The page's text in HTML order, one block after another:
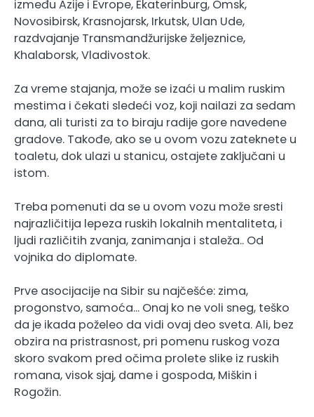
između Azije i Evrope, Ekaterinburg, Omsk,
Novosibirsk, Krasnojarsk, Irkutsk, Ulan Ude,
razdvajanje Transmandžurijske željeznice,
Khalaborsk, Vladivostok.
Za vreme stajanja, može se izaći u malim ruskim
mestima i čekati sledeći voz, koji nailazi za sedam
dana, ali turisti za to biraju radije gore navedene
gradove. Takođe, ako se u ovom vozu zateknete u
toaletu, dok ulazi u stanicu, ostajete zaključani u
istom.
Treba pomenuti da se u ovom vozu može sresti
najrazličitija lepeza ruskih lokalnih mentaliteta, i
ljudi različitih zvanja, zanimanja i staleža.. Od
vojnika do diplomate.
Prve asocijacije na Sibir su najčešće: zima,
progonstvo, samoća… Onaj ko ne voli sneg, teško
da je ikada poželeo da vidi ovaj deo sveta. Ali, bez
obzira na pristrasnost, pri pomenu ruskog voza
skoro svakom pred očima prolete slike iz ruskih
romana, visok sjaj, dame i gospoda, Miškin i
Rogožin.